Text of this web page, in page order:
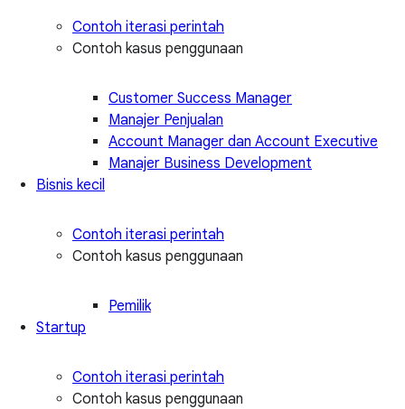
Contoh iterasi perintah
Contoh kasus penggunaan
Customer Success Manager
Manajer Penjualan
Account Manager dan Account Executive
Manajer Business Development
Bisnis kecil
Contoh iterasi perintah
Contoh kasus penggunaan
Pemilik
Startup
Contoh iterasi perintah
Contoh kasus penggunaan